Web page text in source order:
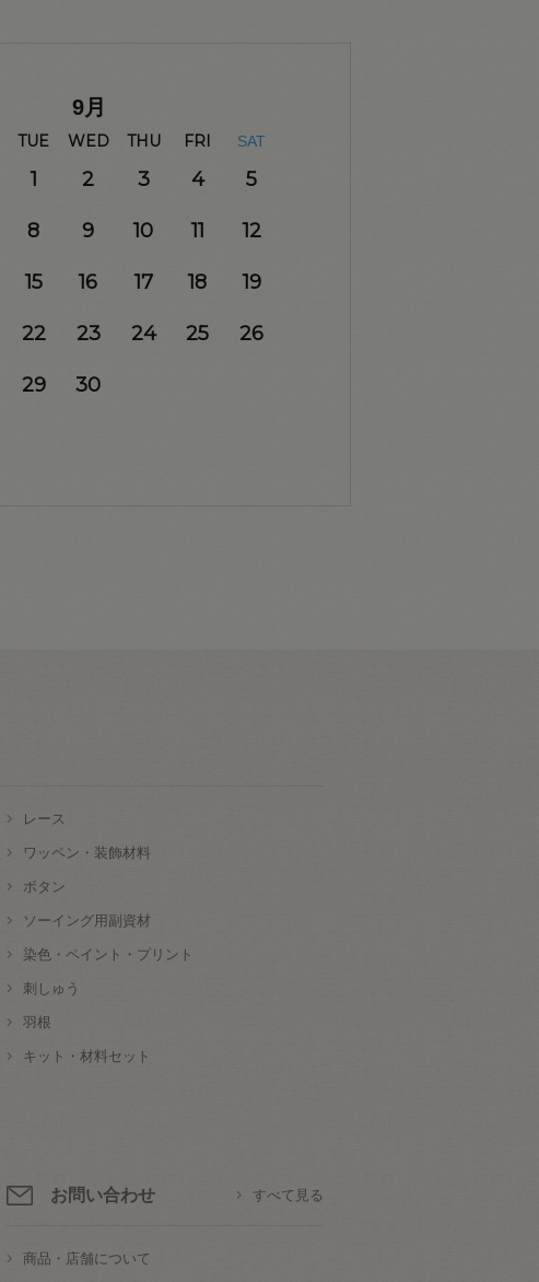
9月
TUE WED THU FRI SAT
1 2 3 4 5
8 9 10 11 12
15 16 17 18 19
22 23 24 25 26
29 30
レース
ワッペン・装飾材料
ボタン
ソーイング用副資材
染色・ペイント・プリント
刺しゅう
羽根
キット・材料セット
お問い合わせ すべて見る
商品・店舗について